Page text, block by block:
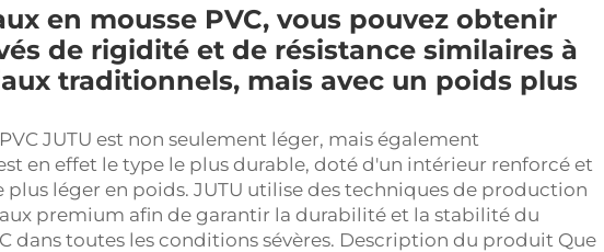
en mousse PVC, vous pouvez obtenir
de rigidité et de résistance similaires à
traditionnels, mais avec un poids plus
JUTU est non seulement léger, mais également
en effet le type le plus durable, doté d'un intérieur renforcé et
léger en poids. JUTU utilise des techniques de production
premium afin de garantir la durabilité et la stabilité du
dans toutes les conditions sévères. Description du produit Que